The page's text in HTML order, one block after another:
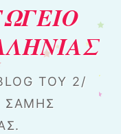
ΤΟΥ 2/
ΣΆΜΗΣ